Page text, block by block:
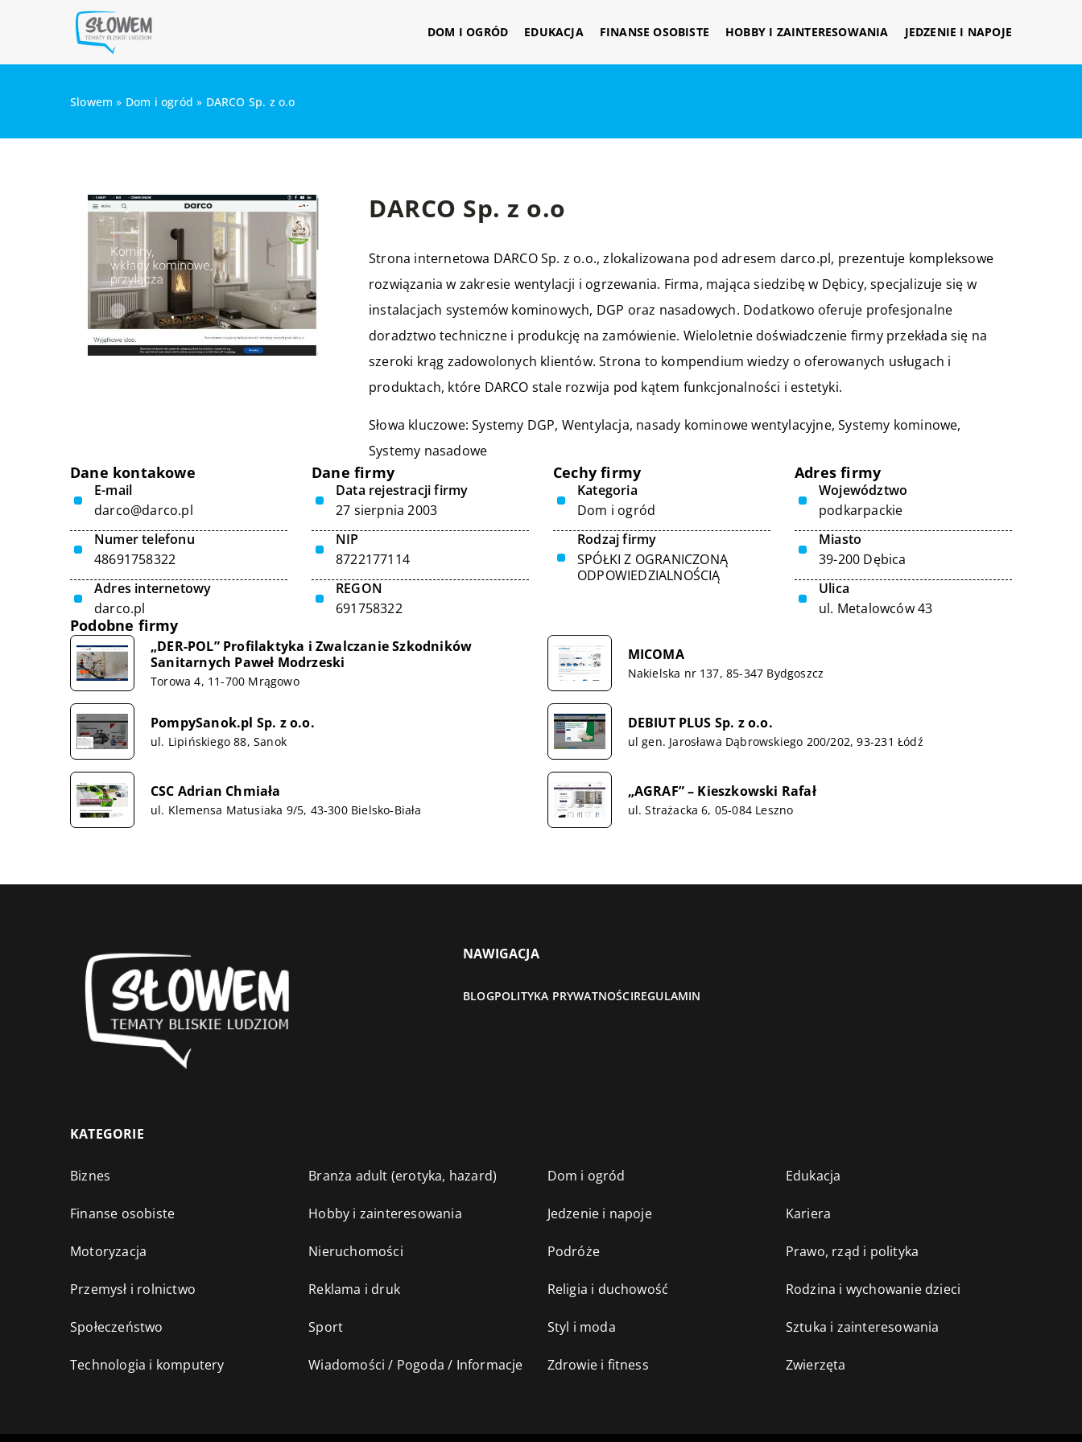
DOM I OGRÓD EDUKACJA FINANSE OSOBISTE HOBBY I ZAINTERESOWANIA JEDZENIE I NAPOJE
Slowem » Dom i ogród » DARCO Sp. z o.o
DARCO Sp. z o.o
Strona internetowa DARCO Sp. z o.o., zlokalizowana pod adresem darco.pl, prezentuje kompleksowe
rozwiązania w zakresie wentylacji i ogrzewania. Firma, mająca siedzibę w Dębicy, specjalizuje się w
instalacjach systemów kominowych, DGP oraz nasadowych. Dodatkowo oferuje profesjonalne
doradztwo techniczne i produkcję na zamówienie. Wieloletnie doświadczenie firmy przekłada się na
szeroki krąg zadowolonych klientów. Strona to kompendium wiedzy o oferowanych usługach i
produktach, które DARCO stale rozwija pod kątem funkcjonalności i estetyki.
Słowa kluczowe: Systemy DGP, Wentylacja, nasady kominowe wentylacyjne, Systemy kominowe,
Systemy nasadowe
Dane kontakowe
E-mail
darco@darco.pl
Numer telefonu
48691758322
Adres internetowy
darco.pl
Dane firmy
Data rejestracji firmy
27 sierpnia 2003
NIP
8722177114
REGON
691758322
Cechy firmy
Kategoria
Dom i ogród
Rodzaj firmy
SPÓŁKI Z OGRANICZONĄ
ODPOWIEDZIALNOŚCIĄ
Adres firmy
Województwo
podkarpackie
Miasto
39-200 Dębica
Ulica
ul. Metalowców 43
Podobne firmy
„DER-POL” Profilaktyka i Zwalczanie Szkodników
Sanitarnych Paweł Modrzeski
Torowa 4, 11-700 Mrągowo
MICOMA
Nakielska nr 137, 85-347 Bydgoszcz
PompySanok.pl Sp. z o.o.
ul. Lipińskiego 88, Sanok
DEBIUT PLUS Sp. z o.o.
ul gen. Jarosława Dąbrowskiego 200/202, 93-231 Łódź
CSC Adrian Chmiała
ul. Klemensa Matusiaka 9/5, 43-300 Bielsko-Biała
„AGRAF” – Kieszkowski Rafał
ul. Strażacka 6, 05-084 Leszno
NAWIGACJA
BLOGPOLITYKA PRYWATNOŚCIREGULAMIN
KATEGORIE
Biznes Branża adult (erotyka, hazard) Dom i ogród Edukacja
Finanse osobiste Hobby i zainteresowania Jedzenie i napoje Kariera
Motoryzacja Nieruchomości Podróże Prawo, rząd i polityka
Przemysł i rolnictwo Reklama i druk Religia i duchowość Rodzina i wychowanie dzieci
Społeczeństwo Sport Styl i moda Sztuka i zainteresowania
Technologia i komputery Wiadomości / Pogoda / Informacje Zdrowie i fitness Zwierzęta